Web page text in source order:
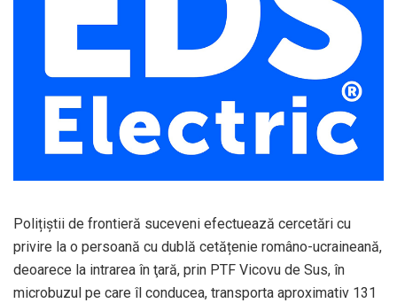
Polițiștii de frontieră suceveni efectuează cercetări cu
privire la o persoană cu dublă cetățenie româno-ucraineană,
deoarece la intrarea în ţară, prin PTF Vicovu de Sus, în
microbuzul pe care îl conducea, transporta aproximativ 131